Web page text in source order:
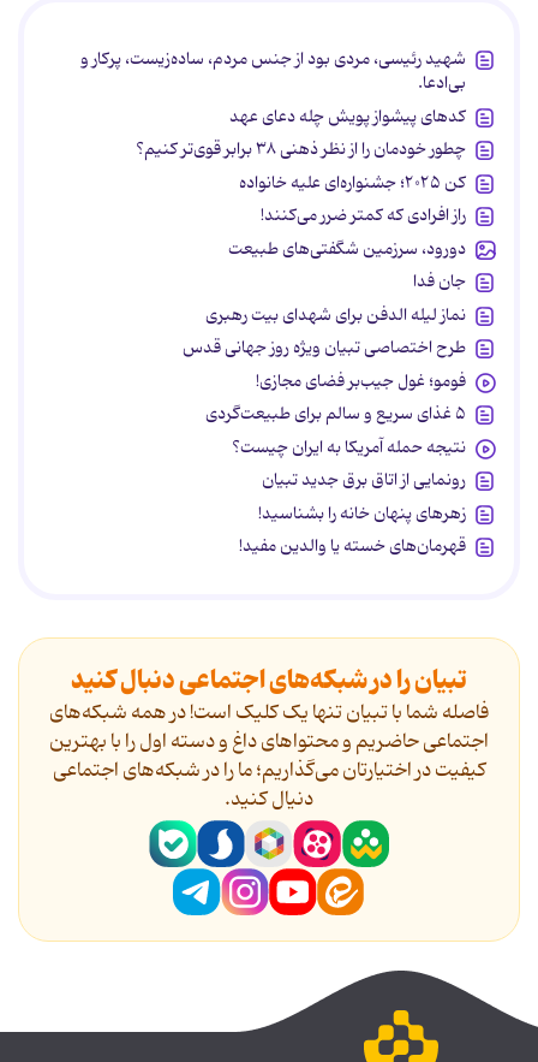
شهید رئیسی، مردی بود از جنس مردم، ساده‌زیست، پرکار و
بی‌ادعا.
کدهای پیشواز پویش چله دعای عهد
چطور خودمان را از نظر ذهنی ۳۸ برابر قوی‌تر کنیم؟
کن ۲۰۲۵؛ جشنواره‌ای علیه خانواده
راز افرادی که کمتر ضرر می‌کنند!
دورود، سرزمین شگفتی‌های طبیعت
جان فدا
نماز لیله الدفن برای شهدای بیت رهبری
طرح اختصاصی تبیان ویژه روز جهانی قدس
فومو؛ غول جیب‌بر فضای مجازی!
۵ غذای سریع و سالم برای طبیعت‌گردی
نتیجه حمله آمریکا به ایران چیست؟
رونمایی از اتاق برق جدید تبیان
زهرهای پنهان خانه را بشناسید!
قهرمان‌های خسته یا والدین مفید!
تبیان را در شبکه‌های اجتماعی دنبال کنید
فاصله شما با تبیان تنها یک کلیک است! در همه شبکه‌های
اجتماعی حاضریم و محتواهای داغ و دسته اول را با بهترین
کیفیت در اختیارتان می‌گذاریم؛ ما را در شبکه‌های اجتماعی
دنیال کنید.